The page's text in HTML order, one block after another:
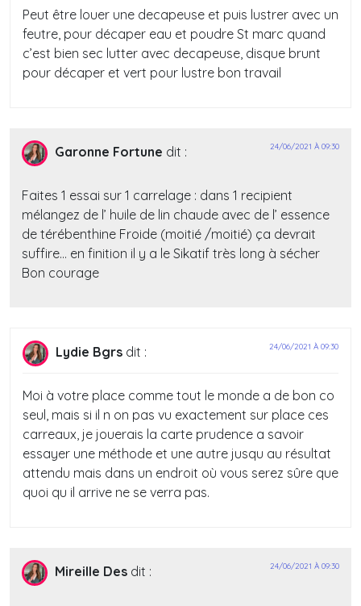
Peut être louer une decapeuse et puis lustrer avec un
feutre, pour décaper eau et poudre St marc quand
c’est bien sec lutter avec decapeuse, disque brunt
pour décaper et vert pour lustre bon travail
Garonne Fortune dit : 24/06/2021 À 09:30
Faites 1 essai sur 1 carrelage : dans 1 recipient
mélangez de l’ huile de lin chaude avec de l’ essence
de térébenthine Froide (moitié /moitié) ça devrait
suffire… en finition il y a le Sikatif très long à sécher
Bon courage
Lydie Bgrs dit : 24/06/2021 À 09:30
Moi à votre place comme tout le monde a de bon co
seul, mais si il n on pas vu exactement sur place ces
carreaux, je jouerais la carte prudence a savoir
essayer une méthode et une autre jusqu au résultat
attendu mais dans un endroit où vous serez sûre que
quoi qu il arrive ne se verra pas.
Mireille Des dit : 24/06/2021 À 09:30